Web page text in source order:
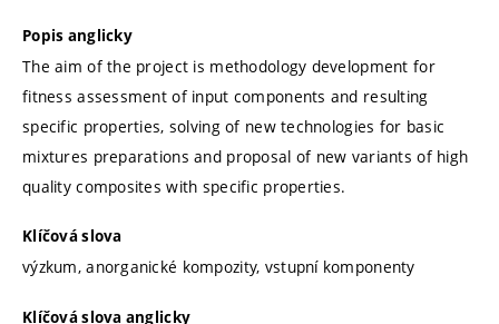
Popis anglicky
The aim of the project is methodology development for
fitness assessment of input components and resulting
specific properties, solving of new technologies for basic
mixtures preparations and proposal of new variants of high
quality composites with specific properties.
Klíčová slova
výzkum, anorganické kompozity, vstupní komponenty
Klíčová slova anglicky